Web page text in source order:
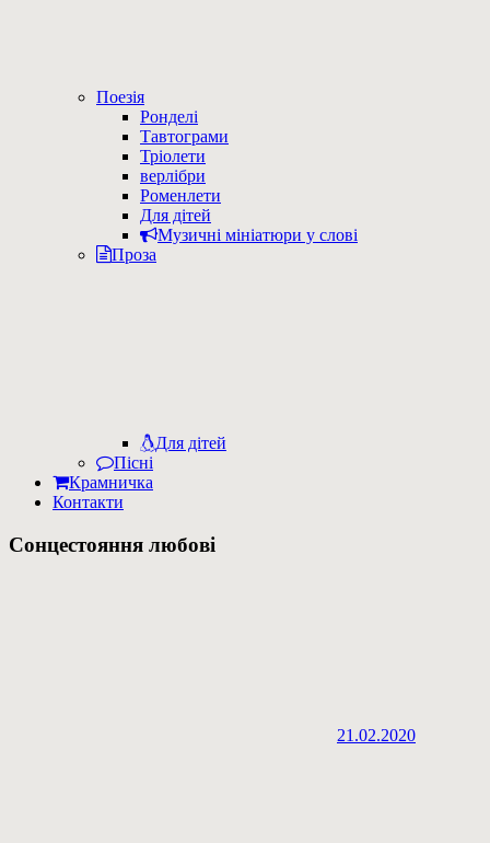
Поезія
Ронделі
Тавтограми
Тріолети
верлібри
Роменлети
Для дітей
Музичні мініатюри у слові
Проза
Для дітей
Пісні
Крамничка
Контакти
Сонцестояння любові
21.02.2020